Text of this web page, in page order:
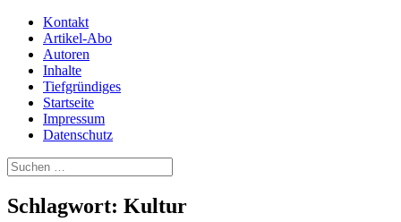
Kontakt
Artikel-Abo
Autoren
Inhalte
Tiefgründiges
Startseite
Impressum
Datenschutz
Suchen
nach:
Schlagwort: Kultur